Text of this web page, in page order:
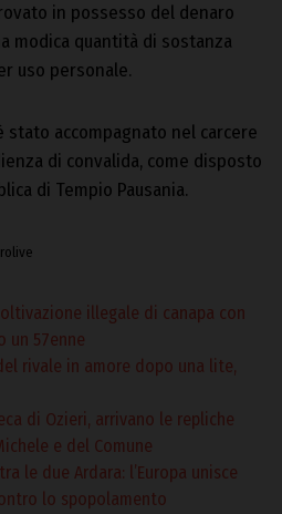
in possesso del denaro
modica quantità di sostanza
uso personale.
stato accompagnato nel carcere
di convalida, come disposto
di Tempio Pausania.
illegale di canapa con
un 57enne
rivale in amore dopo una lite,
di Ozieri, arrivano le repliche
e del Comune
le due Ardara: l’Europa unisce
lo spopolamento